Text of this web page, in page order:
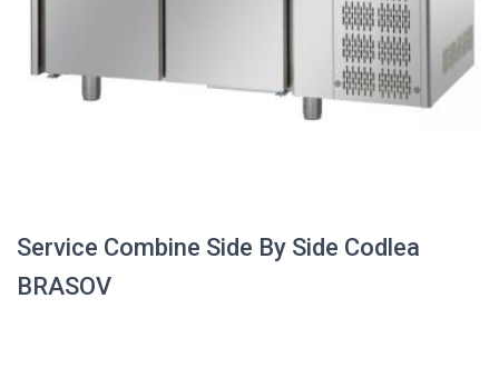
Service Combine Side By Side Codlea
BRASOV